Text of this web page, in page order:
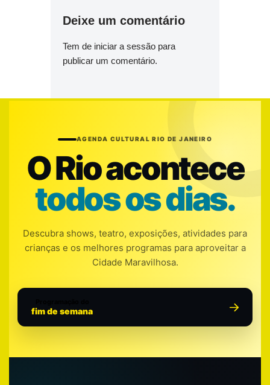
Deixe um comentário
Tem de iniciar a sessão para
publicar um comentário.
AGENDA CULTURAL RIO DE JANEIRO
O Rio acontece
todos os dias.
Descubra shows, teatro, exposições, atividades para
crianças e os melhores programas para aproveitar a
Cidade Maravilhosa.
fim de semana